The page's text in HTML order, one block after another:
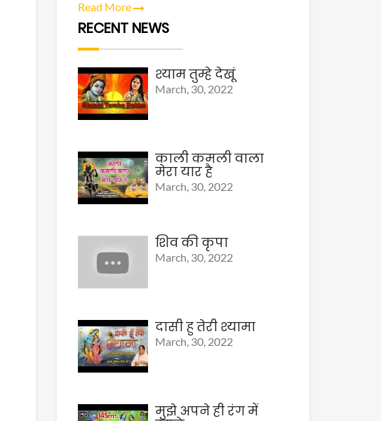
Read More
RECENT NEWS
श्याम तुम्हे देखूं
March, 30, 2022
काली कमली वाला
मेरा यार है
March, 30, 2022
शिव की कृपा
March, 30, 2022
दासी हु तेरी श्यामा
March, 30, 2022
मुझे अपने ही रंग में